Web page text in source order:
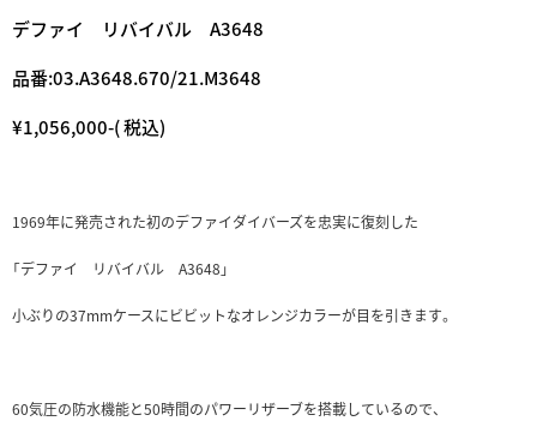
デファイ リバイバル A3648
品番:03.A3648.670/21.M3648
¥1,056,000-( 税込)
1969年に発売された初のデファイダイバーズを忠実に復刻した
「デファイ リバイバル A3648」
小ぶりの37mmケースにビビットなオレンジカラーが目を引きます。
60気圧の防水機能と50時間のパワーリザーブを搭載しているので、